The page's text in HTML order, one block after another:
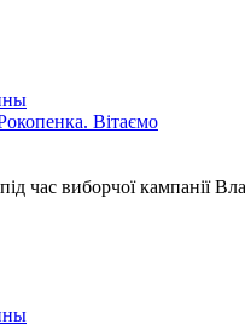
Вітаємо
час виборчої кампанії